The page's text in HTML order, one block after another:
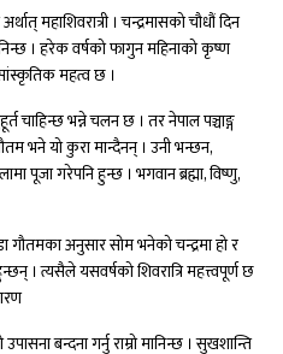
महाशिवरात्री । चन्द्रमासको चौधौं दिन
। हरेक वर्षको फागुन महिनाको कृष्ण
सांस्कृतिक महत्व छ ।
चाहिन्छ भन्ने चलन छ । तर नेपाल पञ्चाङ्ग
भने यो कुरा मान्दैनन् । उनी भन्छन,
पूजा गरेपनि हुन्छ । भगवान ब्रह्मा, विष्णु,
गौतमका अनुसार सोम भनेको चन्द्रमा हो र
। त्यसैले यसवर्षको शिवरात्रि महत्त्वपूर्ण छ
बन्दना गर्नु राम्रो मानिन्छ । सुखशान्ति